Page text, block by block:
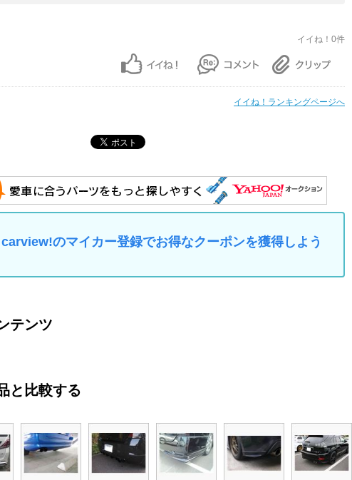
イイね！0件
イイね！ランキングページへ
carview!のマイカー登録でお得なクーポンを獲得しよう
テンツ
と比較する